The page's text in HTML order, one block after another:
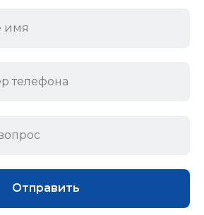
Отправить